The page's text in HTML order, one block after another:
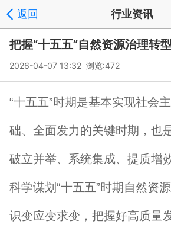
返回 行业资讯
把握“十五五”自然资源治理转
2026-04-07 13:32 浏览:472
“十五五”时期是基本实现社会
础、全面发力的关键时期，也
破立并举、系统集成、提质增
科学谋划“十五五”时期自然资
识变应变求变，把握好高质量